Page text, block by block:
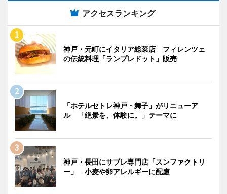
アクセスランキング
神戸・元町にイタリア総菜店 フィレンツェ
の伝統料理「ランプレドット」販売
「ホテルセトレ神戸・舞子」がリニューア
ル 「絶景を、体験に。」テーマに
神戸・長田にサブレ専門店「スンファクトリ
ー」 小麦や卵アレルギーに配慮